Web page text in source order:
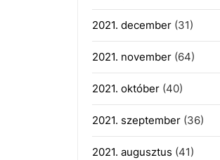
2021. december(31)
2021. november(64)
2021. október(40)
2021. szeptember(36)
2021. augusztus (41)